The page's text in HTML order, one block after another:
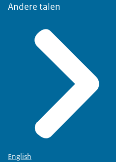
Andere talen
English